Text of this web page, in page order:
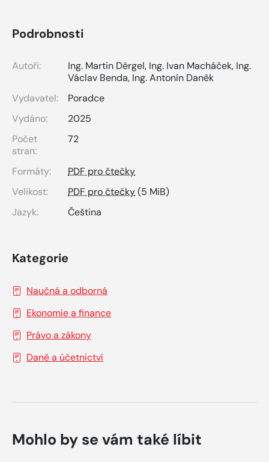
Podrobnosti
Autoři: Ing. Martin Děrgel, Ing. Ivan Macháček, Ing.
Václav Benda, Ing. Antonín Daněk
Vydavatel:
Poradce
Vydáno:
2025
Počet
stran:
72
Formáty:
PDF pro čtečky
Velikost:
PDF pro čtečky(5 MiB)
Jazyk:
Čeština
Kategorie
Naučná a odborná
Ekonomie a finance
Právo a zákony
Daně a účetnictví
Mohlo by se vám také líbit